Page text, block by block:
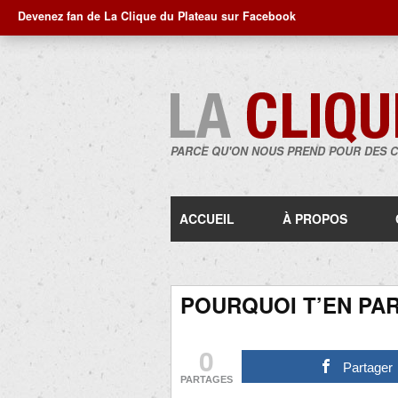
Devenez fan de La Clique du Plateau sur Facebook
PARCE QU'ON NOUS PREND POUR DES
ACCUEIL À PROPOS
POURQUOI T’EN
0
PARTAGES
Partager